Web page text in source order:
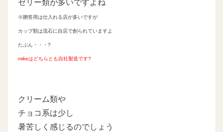
ゼリー類が多いですよね
※贈答用は仕入れる店が多いですが
カップ類は流石に自店で創られていますよ
たぶん・・・?
mikeはどちらとも自社製造です?
クリーム類や
チョコ系は少し
暑苦しく感じるのでしょう